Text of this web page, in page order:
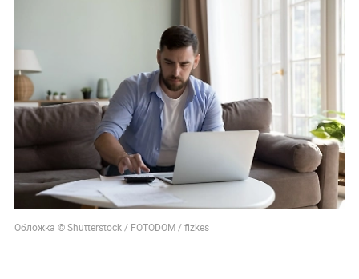
Обложка © Shutterstock / FOTODOM / fizkes